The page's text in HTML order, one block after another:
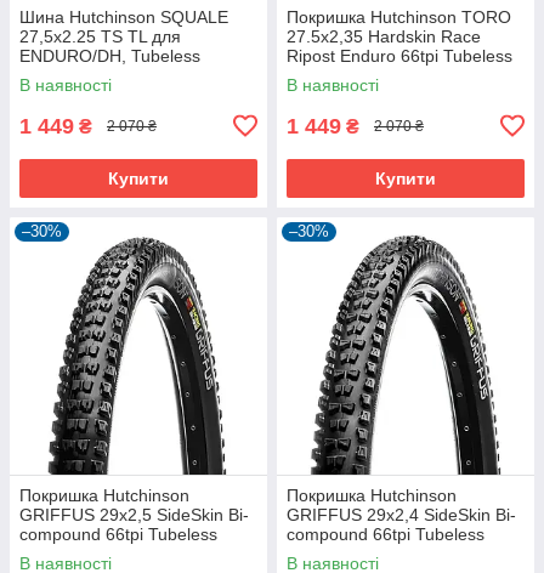
Шина Hutchinson SQUALE
27,5x2.25 TS TL для
ENDURO/DH, Tubeless
Ready, 2.25 дюйма
В наявності
1 449 ₴ 2 070 ₴
Купити
Покришка Hutchinson TORO
27.5х2,35 Hardskin Race
Ripost Enduro 66tpi Tubeless
Ready Складна Black
В наявності
1 449 ₴ 2 070 ₴
Купити
–30%
Покришка Hutchinson
GRIFFUS 29х2,5 SideSkin Bi-
compound 66tpi Tubeless
Ready Складна Black
В наявності
–30%
Покришка Hutchinson
GRIFFUS 29х2,4 SideSkin Bi-
compound 66tpi Tubeless
Ready Складана Black
В наявності